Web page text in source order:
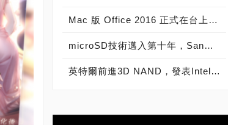
Mac 版 Office 2016 正式在台上市！
microSD技術邁入第十年，SanDisk microSD記憶卡出貨量突破20億片
英特爾前進3D NAND，發表Intel SSD 600p、6000p、E 5420s、E 6000p、DC P3520、DC S3520固態硬碟！